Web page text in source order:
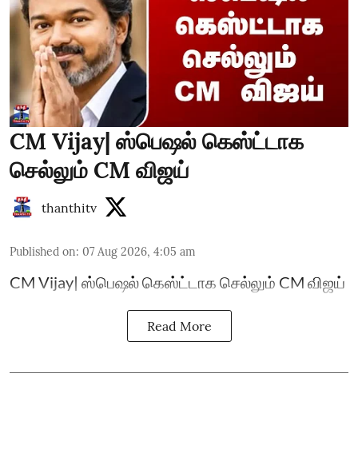
CM Vijay| ஸ்பெஷல் கெஸ்ட்டாக
செல்லும் CM விஜய்
thanthitv
Published on: 07 Aug 2026, 4:05 am
CM Vijay| ஸ்பெஷல் கெஸ்ட்டாக செல்லும் CM விஜய்
Read More